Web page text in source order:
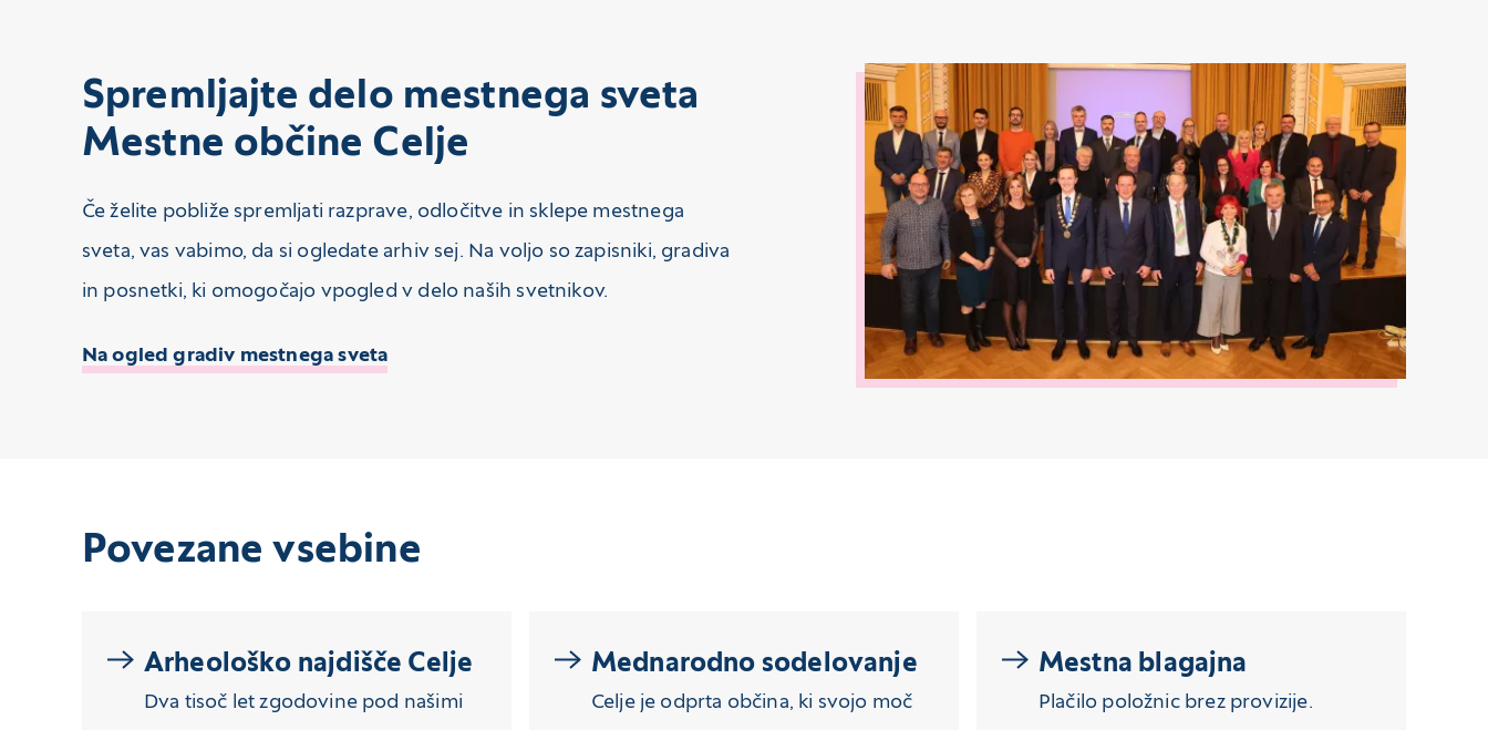
Spremljajte delo mestnega sveta
Mestne občine Celje
Če želite pobliže spremljati razprave, odločitve in sklepe mestnega
sveta, vas vabimo, da si ogledate arhiv sej. Na voljo so zapisniki, gradiva
in posnetki, ki omogočajo vpogled v delo naših svetnikov.
Na ogled gradiv mestnega sveta
Povezane vsebine
Arheološko najdišče Celje
Dva tisoč let zgodovine pod našimi
Mednarodno sodelovanje
Celje je odprta občina, ki svojo moč
Mestna blagajna
Plačilo položnic brez provizije.